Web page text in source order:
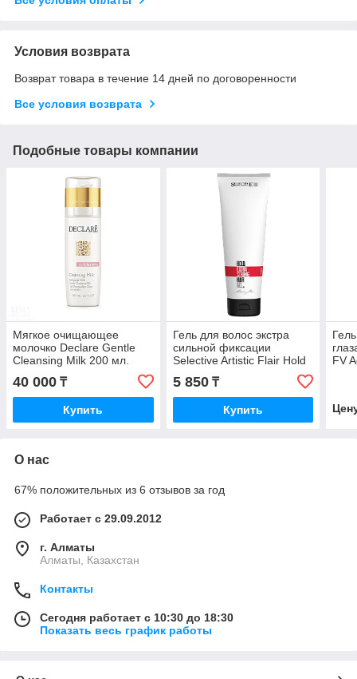
Условия возврата
Возврат товара в течение 14 дней по договоренности
Все условия возврата
Подобные товары компании
Мягкое очищающее
молочко Declare Gentle
Cleansing Milk 200 мл.
40 000 ₸
Купить
Гель для волос экстра
сильной фиксации
Selective Artistic Flair Hold
Extra Strong Hair Gel 250
мл.
5 850₸
Купить
FV
О нас
67% положительных из 6 отзывов за год
Работает с 29.09.2012
г. Алматы
Алматы, Казахстан
Контакты
Сегодня работает с 10:30 до 18:30
Показать весь график работы